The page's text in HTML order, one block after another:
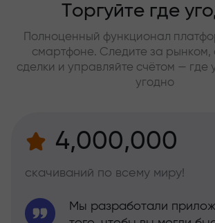
Торгуйте где
Полноценный функционал
смартфоне. Следите за рынком,
сделки и управляйте счётом — где
угодно
4,000,000
скачиваний по всему миру!
Мы разработали